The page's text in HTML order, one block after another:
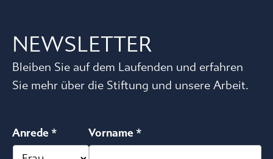
NEWSLETTER
Bleiben Sie auf dem Laufenden und erfahren
Sie mehr über die Stiftung und unsere Arbeit.
Anrede * Vorname *